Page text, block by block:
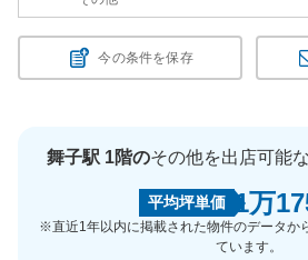
今の条件を保存
舞子駅 1階のその他を出店可能
平均坪単価 1万
※直近1年以内に掲載された物件のデータか
ています。